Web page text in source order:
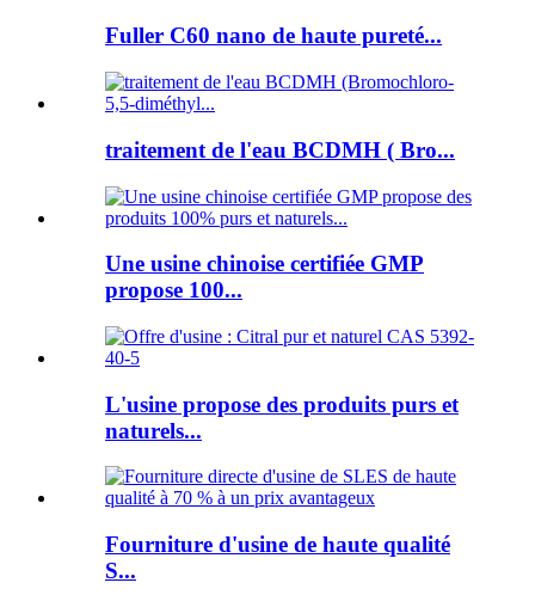
Fuller C60 nano de haute pureté...
traitement de l'eau BCDMH ( Bro...
Une usine chinoise certifiée GMP
propose 100...
L'usine propose des produits purs et
naturels...
Fourniture d'usine de haute qualité
S...